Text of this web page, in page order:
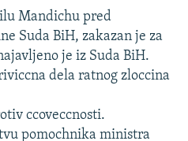
Mandichu pred
Suda BiH, zakazan je za
je iz Suda BiH.
dela ratnog zloccina
ccoveccnosti.
pomochnika ministra